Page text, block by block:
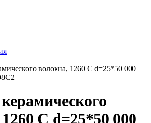
волокна, 1260 С d=25*50 000
С d=25*50 000